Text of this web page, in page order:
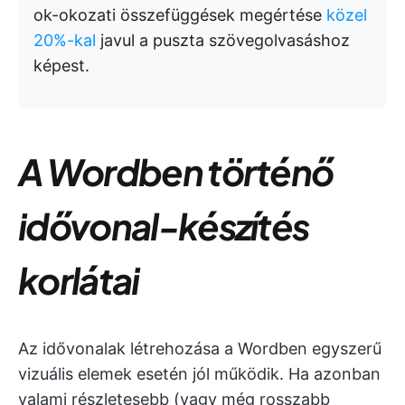
ok-okozati összefüggések megértése közel
20%-kal javul a puszta szövegolvasáshoz
képest.
A Wordben történő
idővonal-készítés
korlátai
Az idővonalak létrehozása a Wordben egyszerű
vizuális elemek esetén jól működik. Ha azonban
valami részletesebb (vagy még rosszabb